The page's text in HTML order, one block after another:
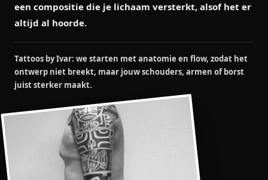
een compositie die je lichaam versterkt, alsof het er
altijd al hoorde.
Tattoos by Ivar: we starten met anatomie en flow, zodat het
ontwerp niet breekt, maar jouw schouders, armen of borst
juist sterker maakt.